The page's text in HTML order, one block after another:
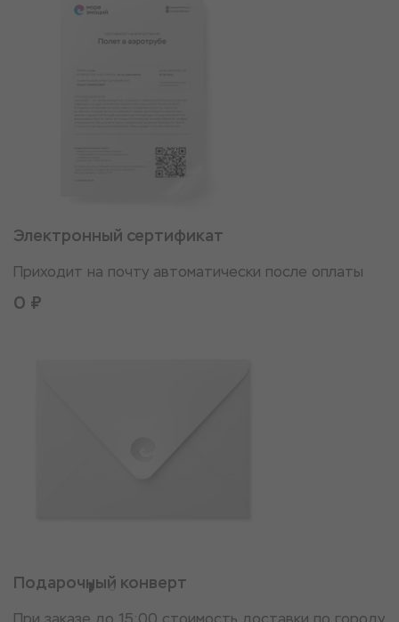
Электронный сертификат
Приходит на почту автоматически после оплаты
0 ₽
Подарочный конверт